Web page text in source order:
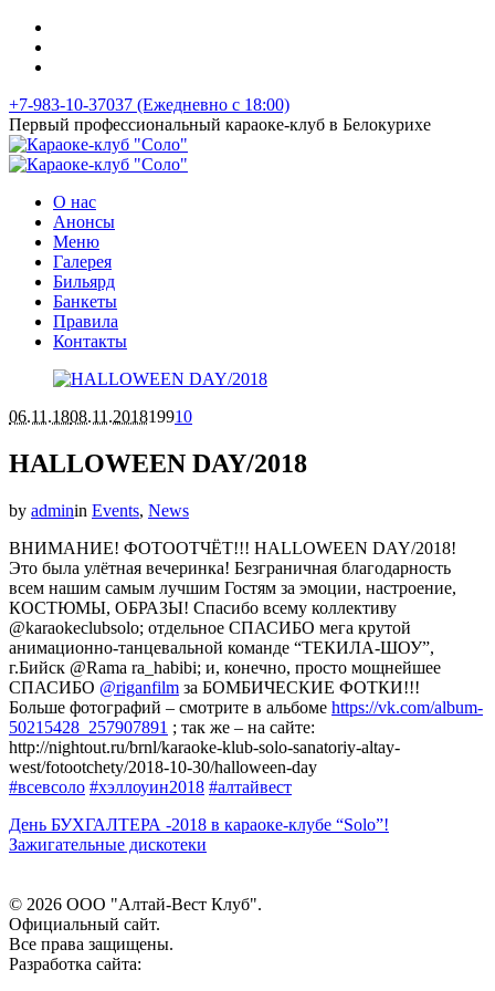
+7-983-10-37037 (Ежедневно с 18:00)
Первый профессиональный караоке-клуб в Белокурихе
О нас
Анонсы
Меню
Галерея
Бильярд
Банкеты
Правила
Контакты
06.11.1808.11.201819910
HALLOWEEN DAY/2018
by adminin Events, News
ВНИМАНИЕ! ФОТООТЧЁТ!!! HALLOWEEN DAY/2018!
Это была улётная вечеринка! Безграничная благодарность
всем нашим самым лучшим Гостям за эмоции, настроение,
КОСТЮМЫ, ОБРАЗЫ! Спасибо всему коллективу
@karaokeclubsolo; отдельное СПАСИБО мега крутой
анимационно-танцевальной команде “ТЕКИЛА-ШОУ”,
г.Бийск @Rama ra_habibi; и, конечно, просто мощнейшее
СПАСИБО @riganfilm за БОМБИЧЕСКИЕ ФОТКИ!!!
Больше фотографий – смотрите в альбоме https://vk.com/album-
50215428_257907891 ; так же – на сайте:
http://nightout.ru/brnl/karaoke-klub-solo-sanatoriy-altay-
west/fotootchety/2018-10-30/halloween-day
#всевсоло #хэллоуин2018 #алтайвест
День БУХГАЛТЕРА -2018 в караоке-клубе “Solo”!
Зажигательные дискотеки
© 2026 ООО "Алтай-Вест Клуб".
Официальный сайт.
Все права защищены.
Разработка сайта: